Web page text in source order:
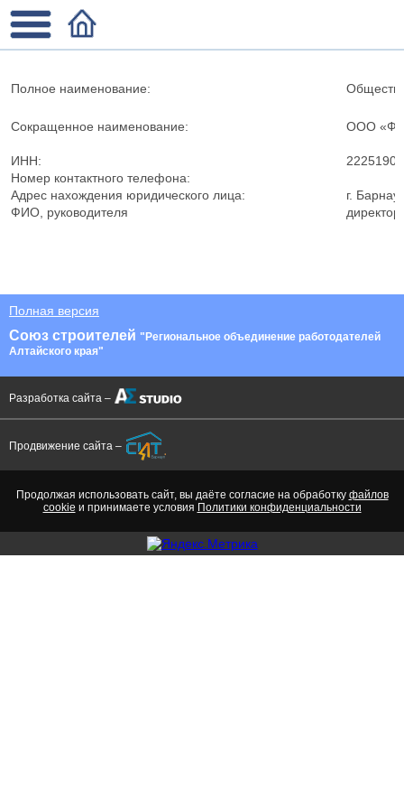
Полное наименование:
Сокращенное наименование: ООО
ИНН:
Номер контактного телефона:
Адрес нахождения юридического лица:
г.
ФИО, руководителя
Полная версия
Союз строителей "Региональное объединение работодателей
Алтайского края"
Разработка сайта –
Продвижение сайта –
Продолжая использовать сайт, вы даёте согласие на обработку файлов
cookie и принимаете условия Политики конфиденциальности